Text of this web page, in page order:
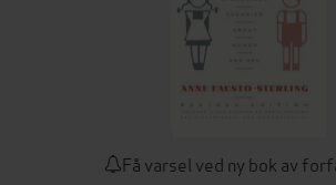
Få varsel ved ny bok av